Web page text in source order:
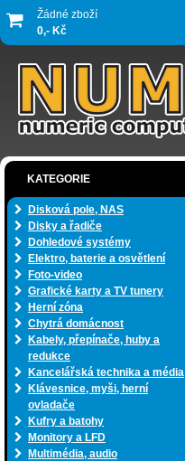
Žádné zboží
0,- Kč
KATEGORIE
Disková pole, NAS
Disky a řadiče
Dohledové systémy
Elektro, baterie a osvětlení
Foto-video
Grafické karty a TV tunery
Herní zóna
Chytrá domácnost
Kabely, přepínače, huby a
redukce
Kancelářská technika a média
Klávesnice, myši, herní
ovladače
Kufry a batohy
Monitory a LFD
Multimédia, audio